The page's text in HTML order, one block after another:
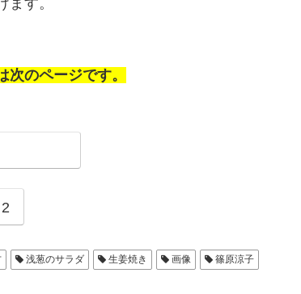
のページです。
2
浅葱のサラダ 生姜焼き 画像 篠原涼子